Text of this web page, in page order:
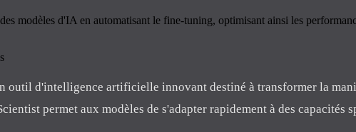
modèles d'IA en automatisant le fine-tuning, optimisant ainsi les
outil d'intelligence artificielle innovant destiné à transformer la
permet aux modèles de s'adapter rapidement à des capacités